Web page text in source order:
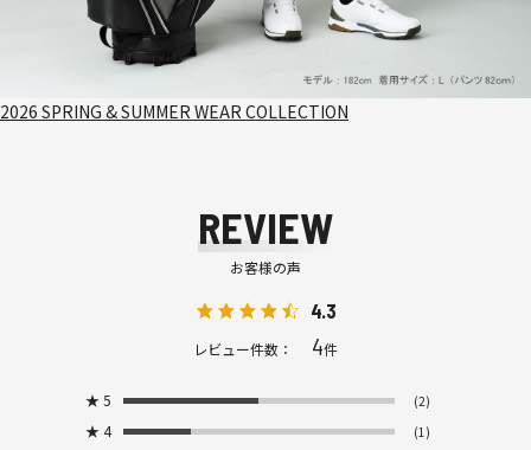
2026 SPRING & SUMMER WEAR COLLECTION
REVIEW
お客様の声
4.3
レビュー件数： 4件
★ 5 (2)
★ 4 (1)